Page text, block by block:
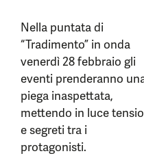
Nella puntata di
“Tradimento” in onda
venerdì 28 febbraio gli
eventi prenderanno
piega inaspettata,
mettendo in luce
e segreti tra i
protagonisti.